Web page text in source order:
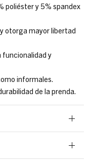
poliéster y 5% spandex
otorga mayor libertad
funcionalidad y
informales.
de la prenda.